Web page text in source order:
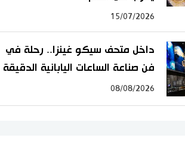
15/07/2026
داخل متحف سيكو غينزا.. رحلة في
فن صناعة الساعات اليابانية الدقيقة
08/08/2026